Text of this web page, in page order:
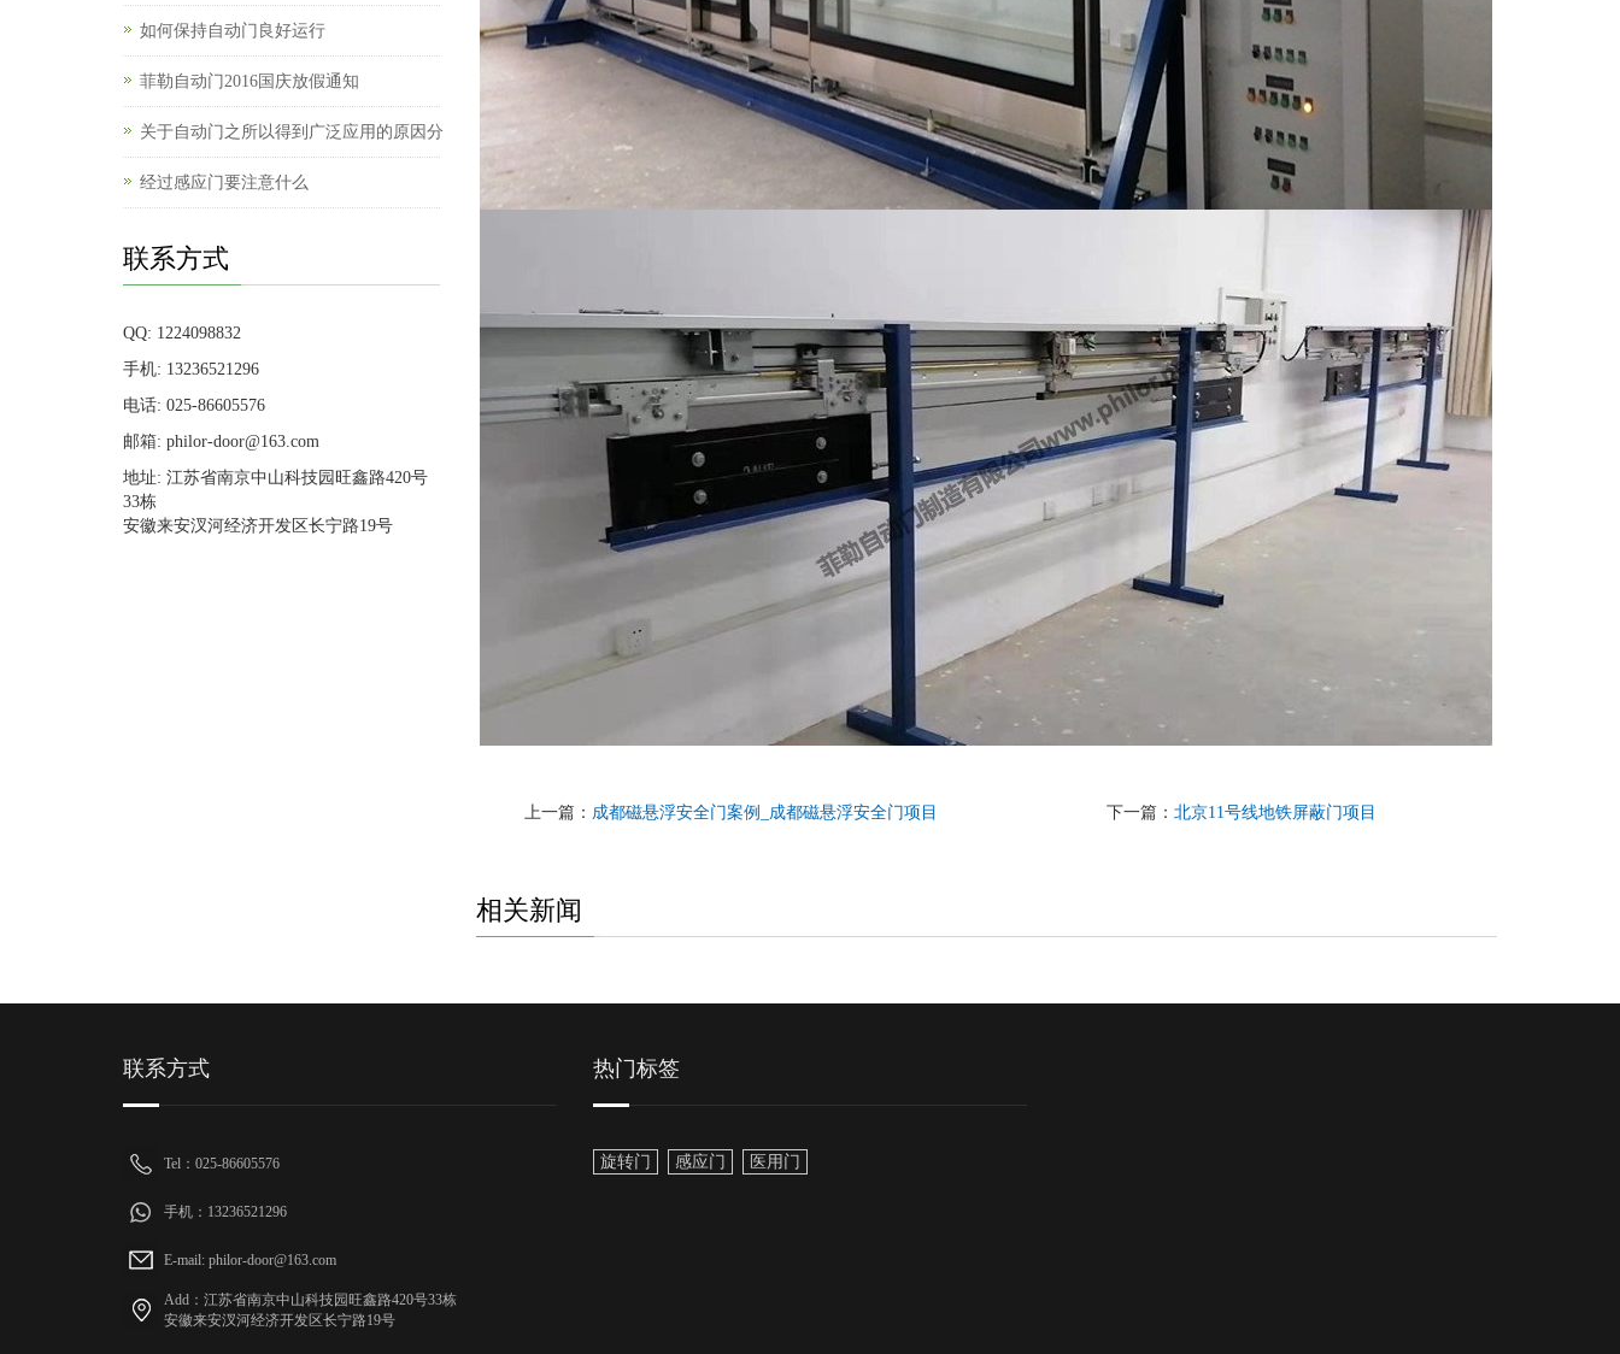
上一篇： 成都磁悬浮安全门案例_成都磁悬浮安全门项目 下一篇：北京11号线地铁屏蔽门项目
相关新闻
如何保持自动门良好运行
菲勒自动门2016国庆放假通知
关于自动门之所以得到广泛应用的原因分
经过感应门要注意什么
联系方式
QQ: 1224098832
手机: 13236521296
电话: 025-86605576
邮箱: philor-door@163.com
地址: 江苏省南京中山科技园旺鑫路420号
33栋
安徽来安汊河经济开发区长宁路19号
联系方式
Tel：025-86605576
手机：13236521296
E-mail: philor-door@163.com
Add：江苏省南京中山科技园旺鑫路420号33栋
安徽来安汊河经济开发区长宁路19号
热门标签
旋转门 感应门 医用门